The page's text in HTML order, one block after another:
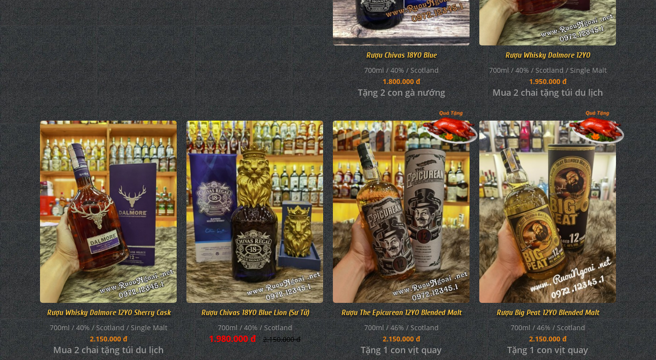
Rượu Chivas 18YO Blue
700ml / 40% / Scotland
1.800.000 đ
Tặng 2 con gà nướng
Rượu Whisky Dalmore 12YO
700ml / 40% / Scotland / Single Malt
1.950.000 đ
Mua 2 chai tặng túi du lịch
Rượu Whisky Dalmore 12YO Sherry Cask
700ml / 40% / Scotland / Single Malt
2.150.000 đ
Mua 2 chai tặng túi du lịch
Rượu Chivas 18YO Blue Lion (Sư Tử)
700ml / 40% / Scotland
1.980.000 đ 2.150.000 đ
Rượu The Epicurean 12YO Blended Malt
700ml / 46% / Scotland
2.150.000 đ
Tặng 1 con vịt quay
Rượu Big Peat 12YO Blended Malt
700ml / 46% / Scotland
2.150.000 đ
Tặng 1 con vịt quay